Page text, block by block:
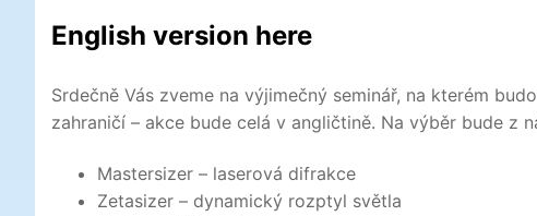
English version here
Srdečně Vás zveme na výjimečný seminář, na kterém
zahraničí – akce bude celá v angličtině. Na výběr bude z
Mastersizer – laserová difrakce
Zetasizer – dynamický rozptyl světla